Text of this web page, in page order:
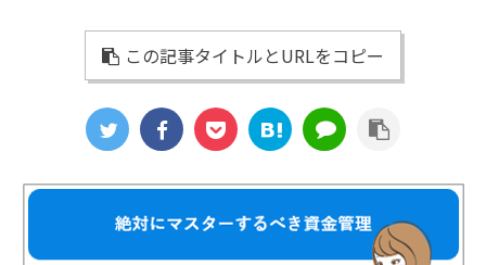
この記事タイトルとURLをコピー